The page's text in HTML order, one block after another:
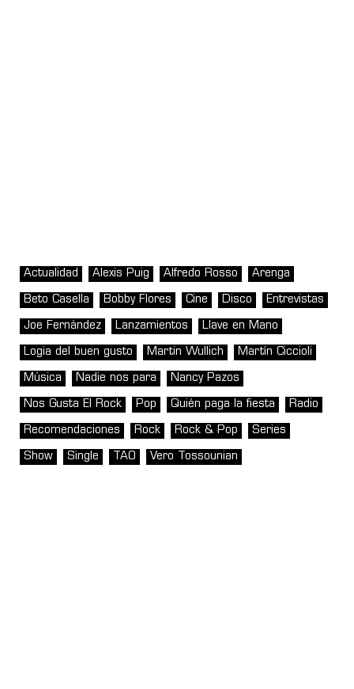
Actualidad Alexis Puig Alfredo Rosso Arenga
Beto Casella Bobby Flores Cine Disco Entrevistas
Joe Fernández Lanzamientos Llave en Mano
Logia del buen gusto Martin Wullich Martín Ciccioli
Música Nadie nos para Nancy Pazos
Nos Gusta El Rock Pop Quién paga la fiesta Radio
Recomendaciones Rock Rock & Pop Series
Show Single TAO Vero Tossounian